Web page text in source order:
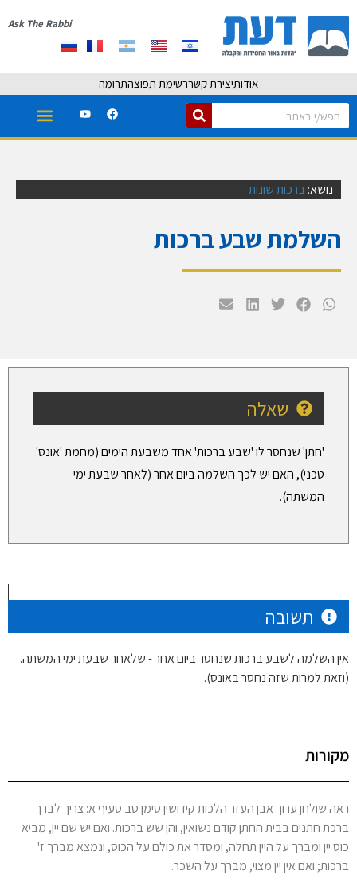
Ask The Rabbi
אודותיצירת קשררשימת תפוצהתרומה
נושא: ברכות שונות
השלמת שבע ברכות
שאלה
'חתן' שנחסר לו 'שבע ברכות' אחד משבעת הימים (מחמת 'אונס'
טכני), האם יש לכך השלמה ביום אחר (לאחר שבעת ימי
המשתה).
תשובה
אין השלמה לשבע ברכות שנחסר ביום אחר - שלאחר שבעת ימי המשתה.
(וזאת למרות שזה נחסר באונס).
מקורות
ראה שולחן ערוך אבן העזר הלכות קידושין סימן סב סעיף א: צריך לברך
ברכת חתנים בבית החתן קודם נשואין, והן שש ברכות. ואם יש שם יין, מביא
כוס יין ומברך על היין תחלה, ומסדר את כולם על הכוס, ונמצא מברך ז'
ברכות; ואם אין יין מצוי, מברך על השכר.